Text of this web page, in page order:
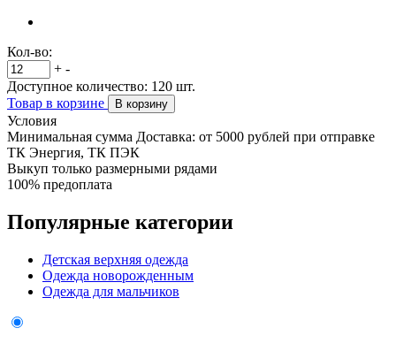
Кол-во:
+ -
Доступное количество: 120 шт.
Товар в корзине
В корзину
Условия
Минимальная сумма Доставка: от 5000 рублей при отправке
ТК Энергия, ТК ПЭК
Выкуп только размерными рядами
100% предоплата
Популярные категории
Детская верхняя одежда
Одежда новорожденным
Одежда для мальчиков